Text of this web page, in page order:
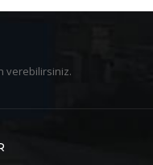
verebilirsiniz.